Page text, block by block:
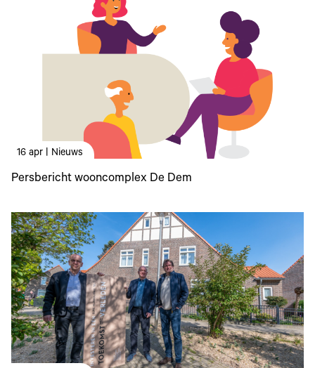
16 apr | Nieuws
Persbericht wooncomplex De Dem